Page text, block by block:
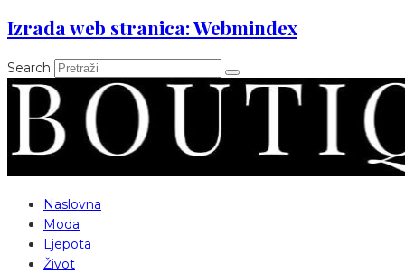
Izrada web stranica: Webmindex
Search
Naslovna
Moda
Ljepota
Život